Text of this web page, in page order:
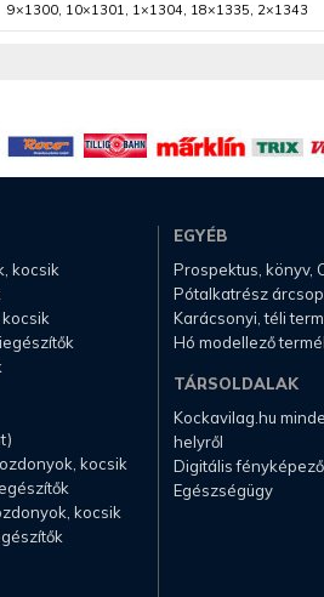
9×1300, 10×1301, 1×1304, 18×1335, 2×1343
kocsik
kocsik
kocsik
EGYÉB
Prospektus, könyv,
Pótalkatrész
Karácsonyi, téli
Hó modellező
TÁRSOLDALAK
Kockavilag.hu
helyről
Digitális
Egészségügy